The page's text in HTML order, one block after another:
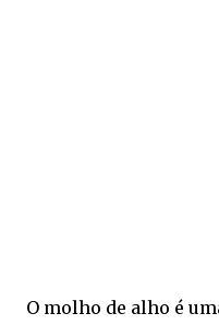
O molho de alho é